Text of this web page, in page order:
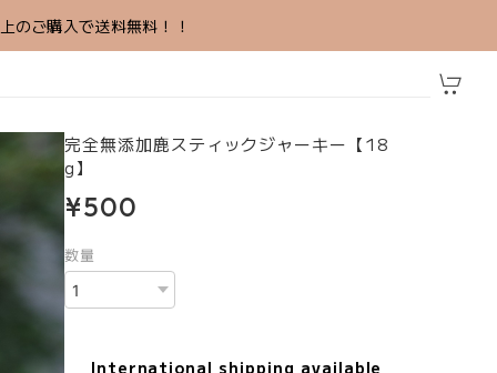
のご購入で送料無料！！
完全無添加鹿スティックジャーキー【18
g】
¥500
数量
International shipping available